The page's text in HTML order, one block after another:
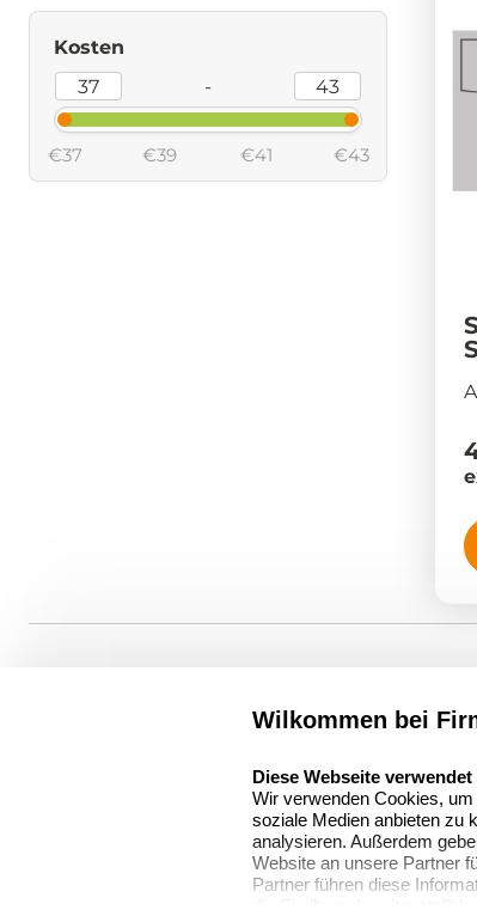
Kosten
-
€37 €39 €41 €43
Asterlager Straße 97
Über uns
Bewerten
Sitemap
Stempel in
Wilkommen bei
Diese Webseite
Wir verwenden Cookies,
soziale Medien anbieten zu
analysieren. Außerdem
Website an unsere Partner
Partner führen diese